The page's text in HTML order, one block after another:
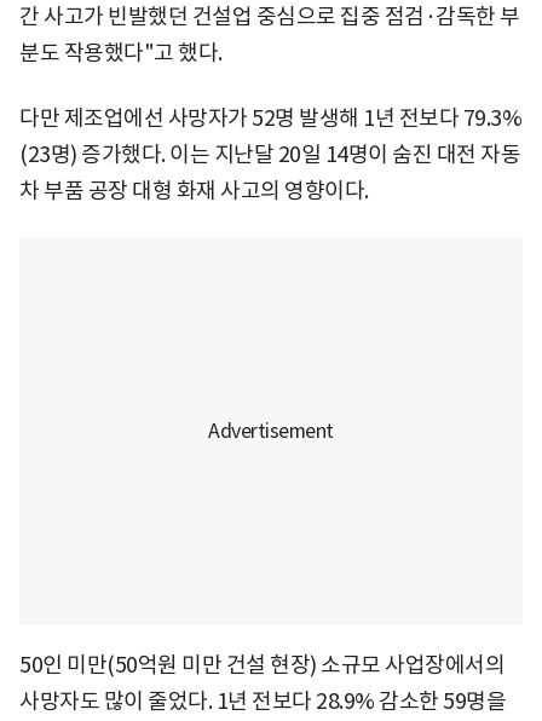
간 사고가 빈발했던 건설업 중심으로 집중 점검·감독한 부
분도 작용했다"고 했다.
다만 제조업에선 사망자가 52명 발생해 1년 전보다 79.3%
(23명) 증가했다. 이는 지난달 20일 14명이 숨진 대전 자동
차 부품 공장 대형 화재 사고의 영향이다.
50인 미만(50억원 미만 건설 현장) 소규모 사업장에서의
사망자도 많이 줄었다. 1년 전보다 28.9% 감소한 59명을